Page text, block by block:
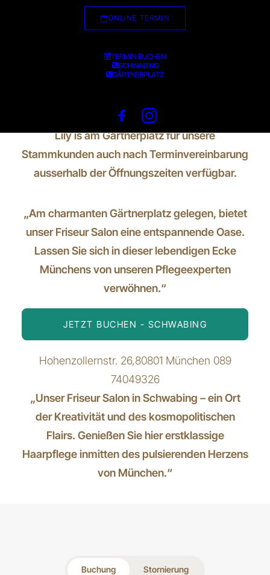
ONLINE TERMIN
TERMIN BUCHEN
SCHWABING
GÄRTNERPLATZ
JETZT BUCHEN - GÄRTNERPLATZ
Lily is am Gärtnerplatz für unsere
Stammkunden auch nach Terminvereinbarung
ausserhalb der Öffnungszeiten verfügbar.
„Am charmanten Gärtnerplatz gelegen, bietet
unser Friseur Salon eine entspannende Oase.
Lassen Sie sich in dieser lebendigen Ecke
Münchens von unseren Pflegeexperten
verwöhnen.“
JETZT BUCHEN - SCHWABING
Hohenzollernstr. 26,80801 München 089
74049326
„Unser Friseur Salon in Schwabing – ein Ort
der Kreativität und des kosmopolitischen
Flairs. Genießen Sie hier erstklassige
Haarpflege inmitten des pulsierenden Herzens
von München.“
Buchung Stornierung